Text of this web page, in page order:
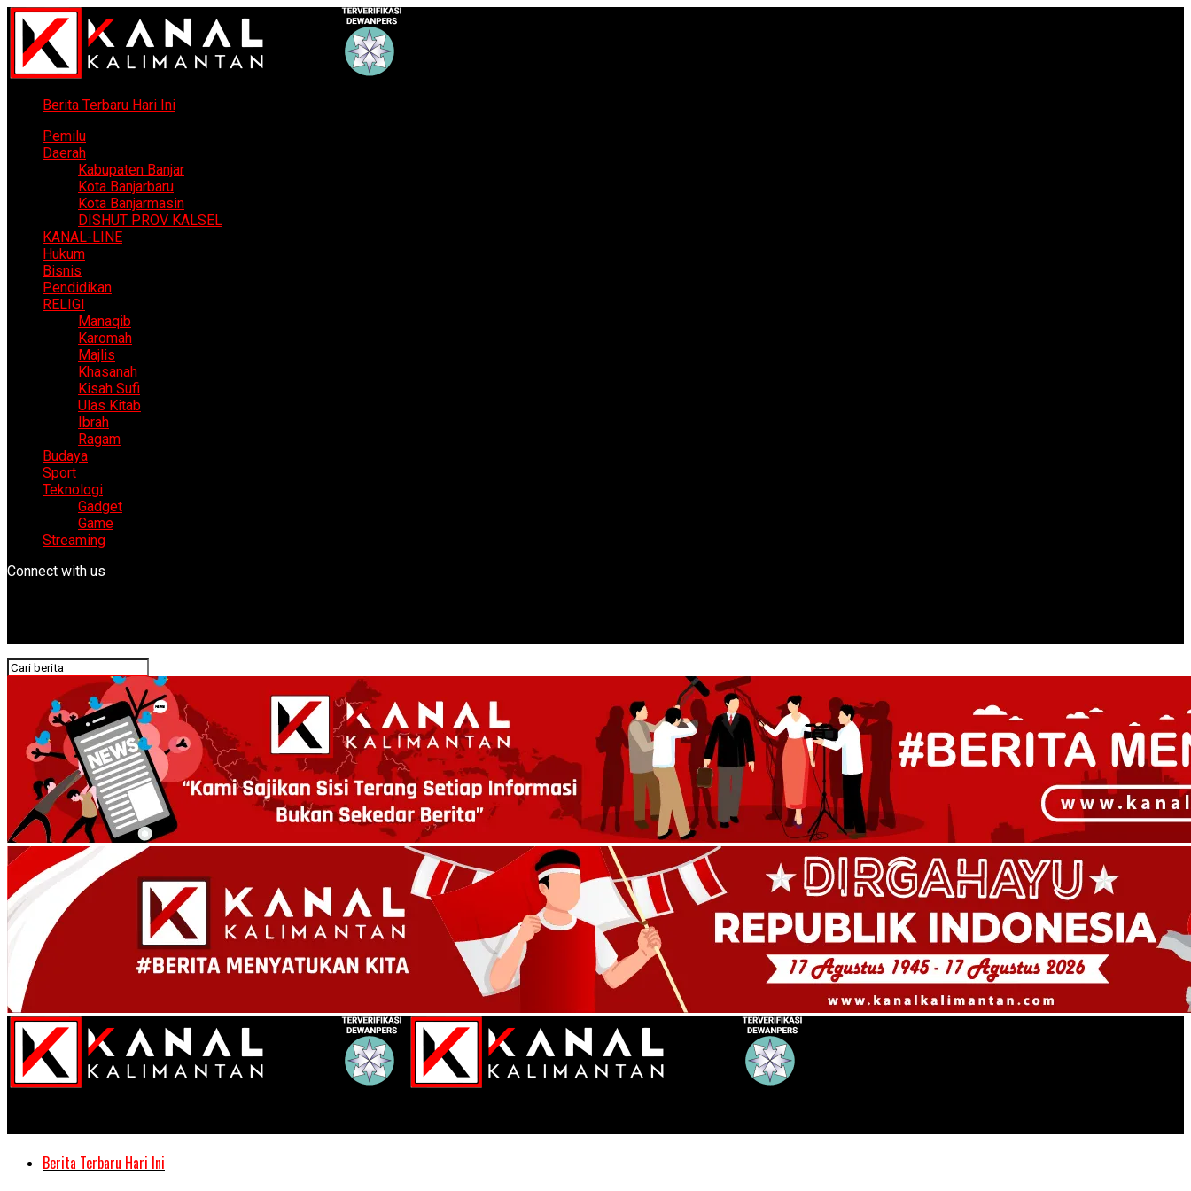
Berita Terbaru Hari Ini
Pemilu
Daerah
Kabupaten Banjar
Kota Banjarbaru
Kota Banjarmasin
DISHUT PROV KALSEL
KANAL-LINE
Hukum
Bisnis
Pendidikan
RELIGI
Manaqib
Karomah
Majlis
Khasanah
Kisah Sufi
Ulas Kitab
Ibrah
Ragam
Budaya
Sport
Teknologi
Gadget
Game
Streaming
Connect with us
Berita Terbaru Hari Ini